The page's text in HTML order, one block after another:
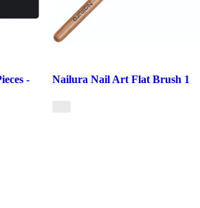
-
Nailura Nail Art Flat Brush 1